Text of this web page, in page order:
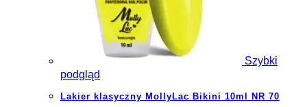
Szybki
podgląd
Lakier klasyczny MollyLac Bikini 10ml NR 70